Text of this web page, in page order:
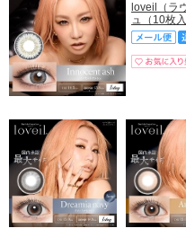
loveil（ラ
ュ（10枚入